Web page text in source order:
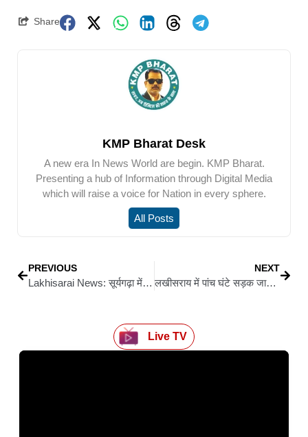
Share
KMP Bharat Desk
A new era In News World are begin. KMP Bharat.
Presenting a hub of Information through Digital Media
which will raise a voice for Nation in every sphere.
All Posts
PREVIOUS
Lakhisarai News: सूर्यगढ़ा में भाजपा कार्यकर्ताओं का हल्ला बोल, सैकड़ों कार्यकर्ता सड़क पर उतरे
NEXT
लखीसराय में पांच घंटे सड़क जाम और आगजनी, लापता युवक की बरामदगी को लेकर फूटा ग्रामीणों का गुस्सा
Live TV